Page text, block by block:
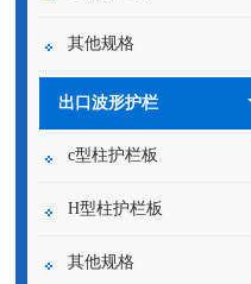
其他规格
出口波形护栏
c型柱护栏板
H型柱护栏板
其他规格